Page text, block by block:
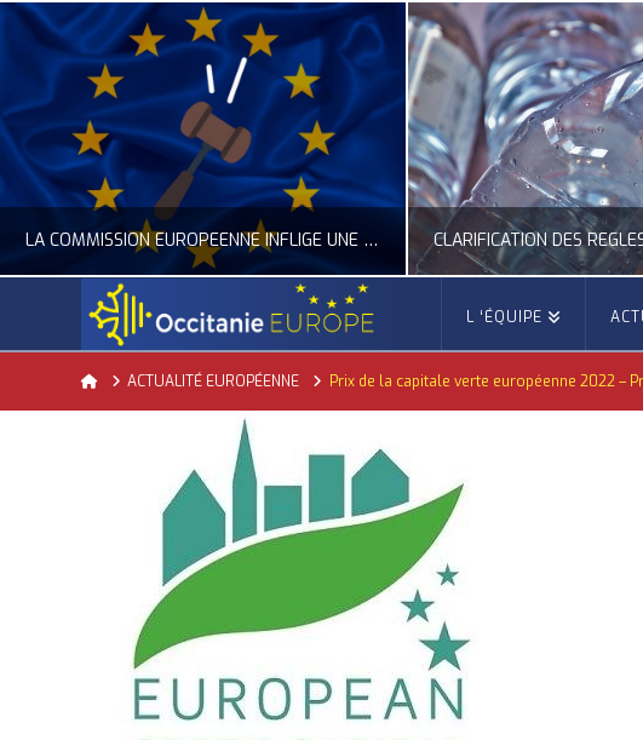
CLARIFICATION DES RÈGLES SUR LA COMPOSITION DES BOUTEILLES PLASTIQUES
ACTUALITÉ DE L'UNION EUROPÉENNE, ACTUALITÉ DE LA REPRÉSENTATION D’OCCITANIE EUROPE, ECONOMIE CIRCULAIRE, ÉNERGIE - ENVIRONNEMENT - CLIMAT
JUILLET 24, 2026
ACTUALITÉ DE L'UNION EUROPÉENNE, ACTUALITÉ DE LA REPRÉSENTATION
L ‘ÉQUIPE
HomeACTUALITÉ EUROPÉENNE Prix de la capitale verte européenne 2022 –